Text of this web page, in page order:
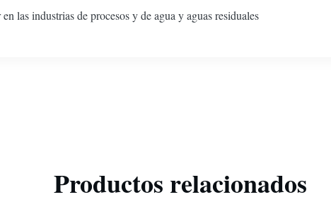
las industrias de procesos y de agua y aguas residuales
Productos relacionados